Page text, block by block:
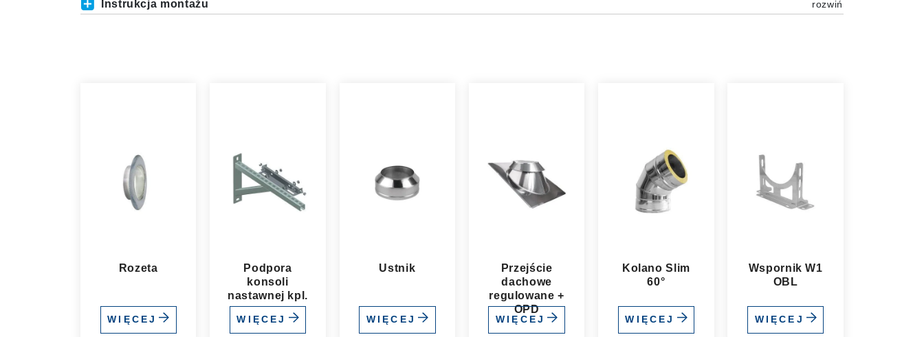
Instrukcja montażu
Rozeta
WIĘCEJ
Podpora
konsoli
nastawnej kpl.
WIĘCEJ
Ustnik
WIĘCEJ
Przejście
dachowe
regulowane +
OPD
WIĘCEJ
Kolano Slim
60°
WIĘCEJ
Wspornik W1
OBL
WIĘCEJ